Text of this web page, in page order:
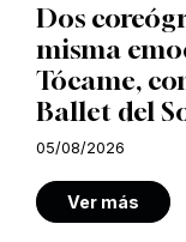
Dos
misma
Tócame,
Ballet del
05/08/2026
Ver más